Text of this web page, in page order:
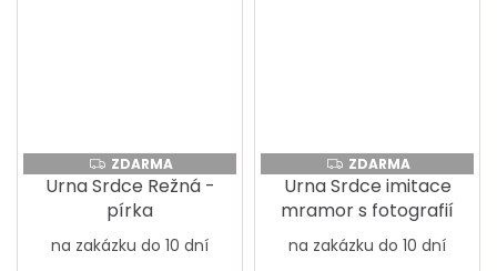
ZDARMA
ZDARMA
Urna Srdce Režná -
pírka
na zakázku do 10 dní
ZDARMA
ZDARMA
Urna Srdce imitace
mramor s fotografií
na zakázku do 10 dní